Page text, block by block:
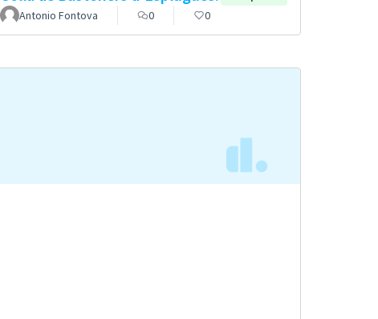
Antonio Fontova
0 0